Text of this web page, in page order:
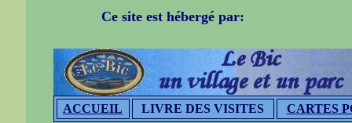
Ce site est hébergé par:
ACCUEIL LIVRE DES VISITES CARTES